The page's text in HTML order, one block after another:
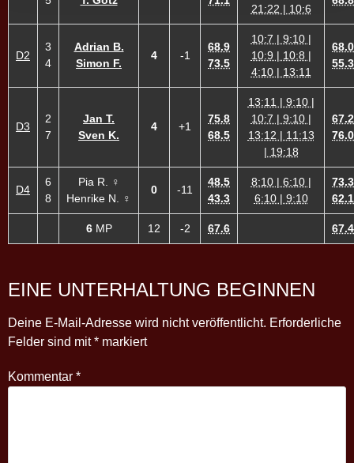
21:22 | 10:6
D2
3
4
Adrian B.
Simon F.
4 -1
68.9
73.5
10:7 | 9:10 |
10:9 | 10:8 |
4:10 | 13:11
68.0
55.3
D3
2
7
Jan T.
Sven K.
4 +1
75.8
68.5
13:11 | 9:10 |
10:7 | 9:10 |
13:12 | 11:13
| 19:18
67.2
76.0
D4
6
8
Pia R. ♀
Henrike N. ♀
0 -11
48.5
43.3
8:10 | 6:10 |
6:10 | 9:10
73.3
62.1
6MP 12 -2 67.6 67.4
EINE UNTERHALTUNG BEGINNEN
Deine E-Mail-Adresse wird nicht veröffentlicht. Erforderliche
Felder sind mit* markiert
Kommentar *